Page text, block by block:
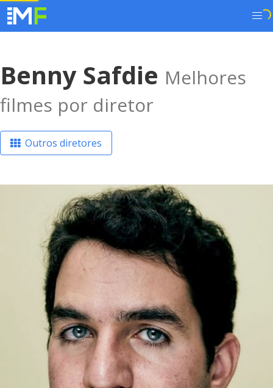
Benny Safdie Melhores
filmes por diretor
Outros diretores